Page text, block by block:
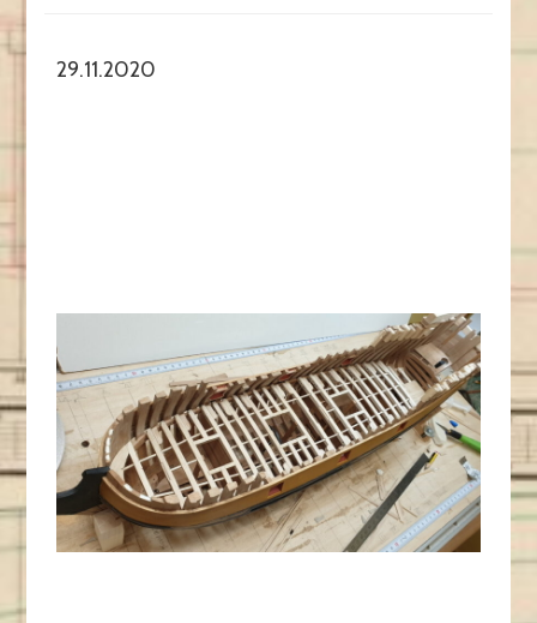
29.11.2020